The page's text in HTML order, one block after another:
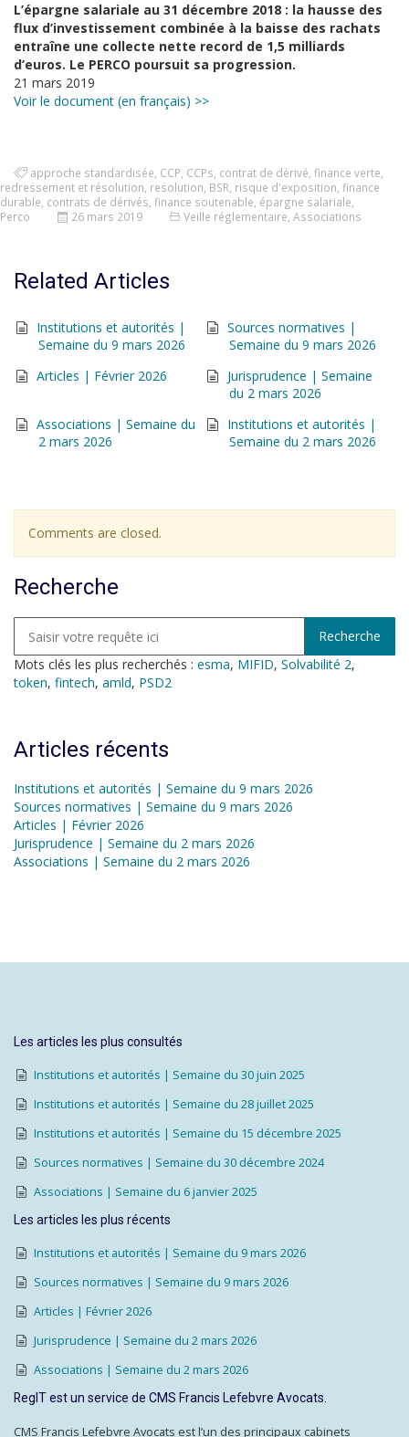
L’épargne salariale au 31 décembre 2018 : la hausse des
flux d’investissement combinée à la baisse des rachats
entraîne une collecte nette record de 1,5 milliards
d’euros. Le PERCO poursuit sa progression.
21 mars 2019
Voir le document (en français) >>
approche standardisée CCP CCPs contrat de dérivé finance verte
redressement et résolution resolution BSR risque d'exposition finance
durable contrats de dérivés finance soutenable épargne salariale
Perco
26 mars 2019 Veille réglementaire Associations
Related Articles
Institutions et autorités |
Semaine du 9 mars 2026
Sources normatives |
Semaine du 9 mars 2026
Articles | Février 2026
Jurisprudence | Semaine
du 2 mars 2026
Associations | Semaine du
2 mars 2026
Institutions et autorités |
Semaine du 2 mars 2026
Comments are closed.
Recherche
Mots clés les plus recherchés : esma, MIFID, Solvabilité 2,
token, fintech, amld, PSD2
Articles récents
Institutions et autorités | Semaine du 9 mars 2026
Sources normatives | Semaine du 9 mars 2026
Articles | Février 2026
Jurisprudence | Semaine du 2 mars 2026
Associations | Semaine du 2 mars 2026
Les articles les plus consultés
Institutions et autorités | Semaine du 30 juin 2025
Institutions et autorités | Semaine du 28 juillet 2025
Institutions et autorités | Semaine du 15 décembre 2025
Sources normatives | Semaine du 30 décembre 2024
Associations | Semaine du 6 janvier 2025
Les articles les plus récents
Institutions et autorités | Semaine du 9 mars 2026
Sources normatives | Semaine du 9 mars 2026
Articles | Février 2026
Jurisprudence | Semaine du 2 mars 2026
Associations | Semaine du 2 mars 2026
RegIT est un service de CMS Francis Lefebvre Avocats.
CMS Francis Lefebvre Avocats est l’un des principaux cabinets